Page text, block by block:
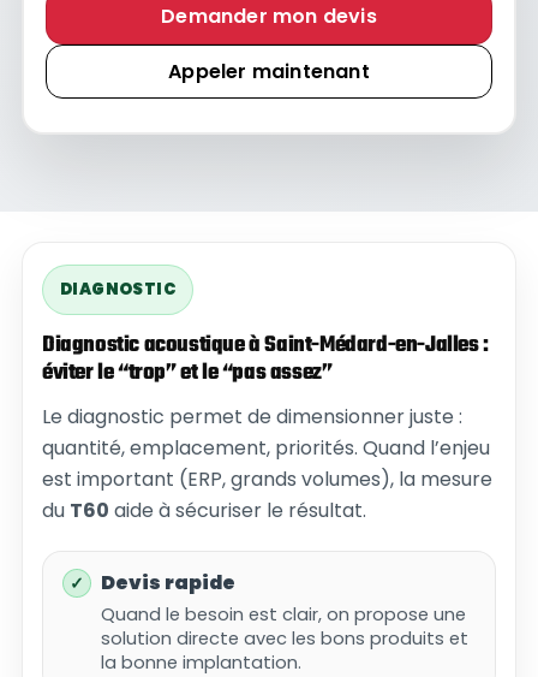
Demander mon devis
Appeler maintenant
DIAGNOSTIC
Diagnostic acoustique à Saint-Médard-en-Jalles :
éviter le “trop” et le “pas assez”
Le diagnostic permet de dimensionner juste :
quantité, emplacement, priorités. Quand l’enjeu
est important (ERP, grands volumes), la mesure
du T60 aide à sécuriser le résultat.
Devis rapide
Quand le besoin est clair, on propose une
solution directe avec les bons produits et
la bonne implantation.